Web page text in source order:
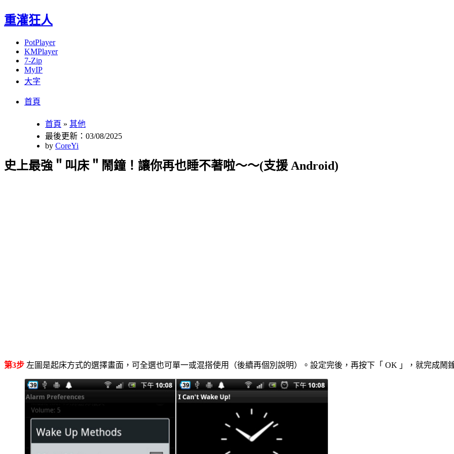
重灌狂人
PotPlayer
KMPlayer
7-Zip
MyIP
大字
首頁
首頁 » 其他
最後更新：03/08/2025
by CoreYi
史上最強＂叫床＂鬧鐘！讓你再也睡不著啦～～(支援 Android)
第3步 左圖是起床方式的選擇畫面，可全選也可單一或混搭使用（後續再個別說明）。設定完後，再按下「 OK 」，就完成鬧